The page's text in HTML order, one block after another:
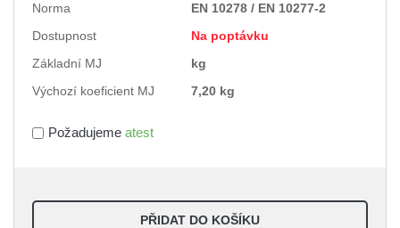
Norma
EN 10278 / EN 10277-2
Dostupnost
Na poptávku
Základní MJ
kg
Výchozí koeficient MJ
7,20 kg
Požadujeme atest
PŘIDAT DO KOŠÍKU